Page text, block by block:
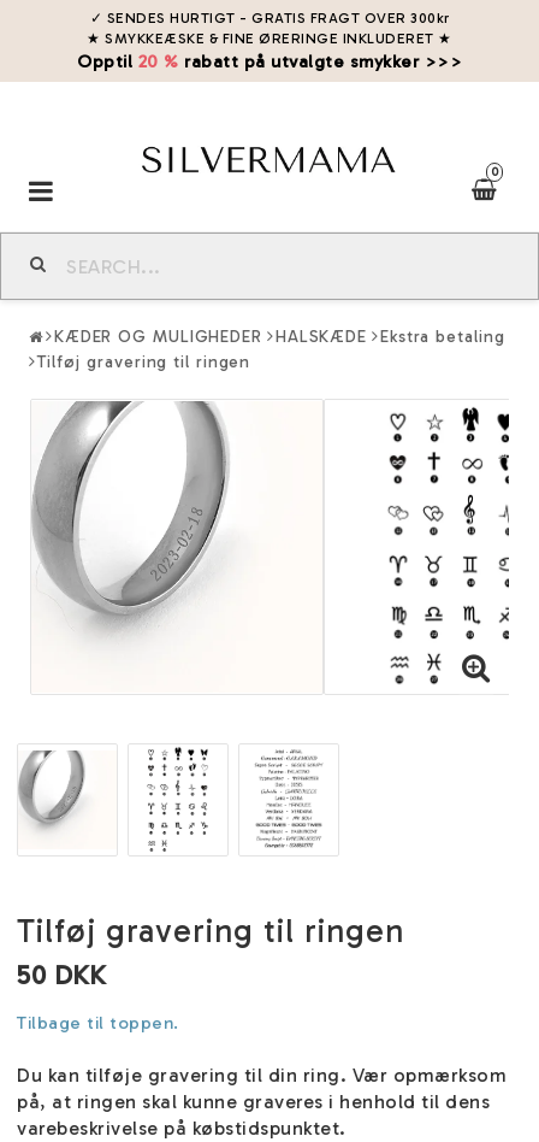
✓ SENDES HURTIGT - GRATIS FRAGT OVER 300kr
★ SMYKKEÆSKE & FINE ØRERINGE INKLUDERET ★
Opptil 20 % rabatt på utvalgte smykker >>>
0
Toggle
navigation
KÆDER OG MULIGHEDER HALSKÆDE
Ekstra betaling
Tilføj gravering til ringen
Tilføj gravering til ringen
50 DKK
Tilbage til toppen.
Du kan tilføje gravering til din ring. Vær opmærksom
på, at ringen skal kunne graveres i henhold til dens
varebeskrivelse på købstidspunktet.